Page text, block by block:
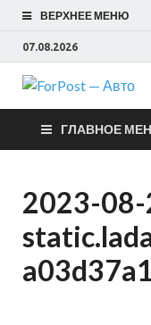
ВЕРХНЕЕ МЕНЮ
07.08.2026
ГЛАВНОЕ
2023-08-